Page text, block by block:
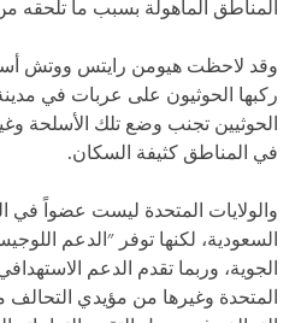
المناطق المأهولة بسبب ما تلحقه
وقد لاحظت هيومن رايتس ووتش
ركبها الحوثيون على عربات في
الحوثيين تجنب وضع تلك الأسلحة
في المناطق كثيفة السكان.
والولايات المتحدة ليست عضواً في
السعودية، لكنها توفر "الدعم
الجوية، وربما تقدم الدعم
المتحدة وغيرها من مؤيدي